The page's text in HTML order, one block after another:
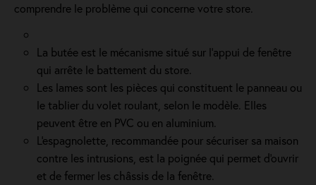
comprendre le problème qui concerne votre store.
La butée est le mécanisme situé sur l’appui de fenêtre
qui arrête le battement du store.
Les lames sont les pièces qui constituent le panneau ou
le tablier du volet roulant, selon le modèle. Elles
peuvent être en PVC ou en aluminium.
L'espagnolette, recommandée pour sécuriser sa maison
contre les intrusions, est la poignée qui permet d'ouvrir
et de fermer les châssis de la fenêtre.